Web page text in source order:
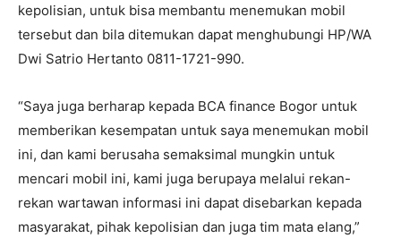
kepolisian, untuk bisa membantu menemukan mobil
tersebut dan bila ditemukan dapat menghubungi HP/WA
Dwi Satrio Hertanto 0811-1721-990.
“Saya juga berharap kepada BCA finance Bogor untuk
memberikan kesempatan untuk saya menemukan mobil
ini, dan kami berusaha semaksimal mungkin untuk
mencari mobil ini, kami juga berupaya melalui rekan-
rekan wartawan informasi ini dapat disebarkan kepada
masyarakat, pihak kepolisian dan juga tim mata elang,”